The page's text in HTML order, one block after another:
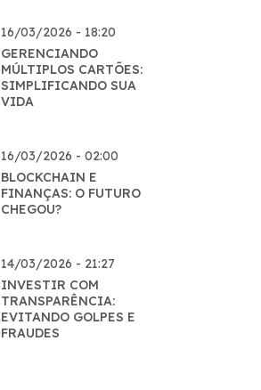
16/03/2026 - 18:20
GERENCIANDO
MÚLTIPLOS CARTÕES:
SIMPLIFICANDO SUA
VIDA
16/03/2026 - 02:00
BLOCKCHAIN E
FINANÇAS: O FUTURO
CHEGOU?
14/03/2026 - 21:27
INVESTIR COM
TRANSPARÊNCIA:
EVITANDO GOLPES E
FRAUDES